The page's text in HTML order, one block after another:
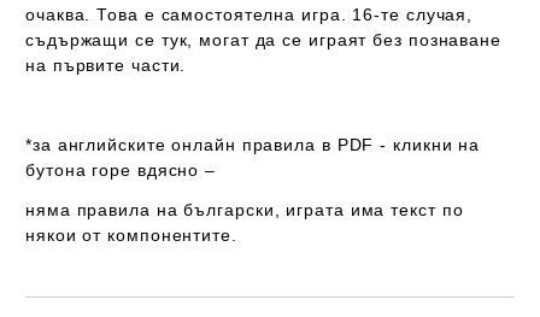
очаква. Това е самостоятелна игра. 16-те случая,
съдържащи се тук, могат да се играят без познаване
на първите части.
*за английските онлайн правила в PDF - кликни на
бутона горе вдясно –
няма правила на български , играта има текст по
някои от компонентите.